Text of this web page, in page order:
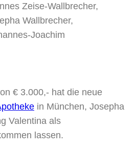
Zeise-Wallbrecher,
Wallbrecher,
Joachim
€ 3.000,- hat die neue
in München, Josepha
Valentina als
lassen.